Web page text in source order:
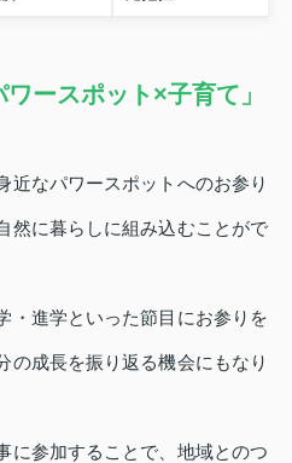
ースポット×子育て」
近なパワースポットへのお参り
然に暮らしに組み込むことがで
・進学といった節目にお参りを
の成長を振り返る機会にもなり
に参加することで、地域とのつ